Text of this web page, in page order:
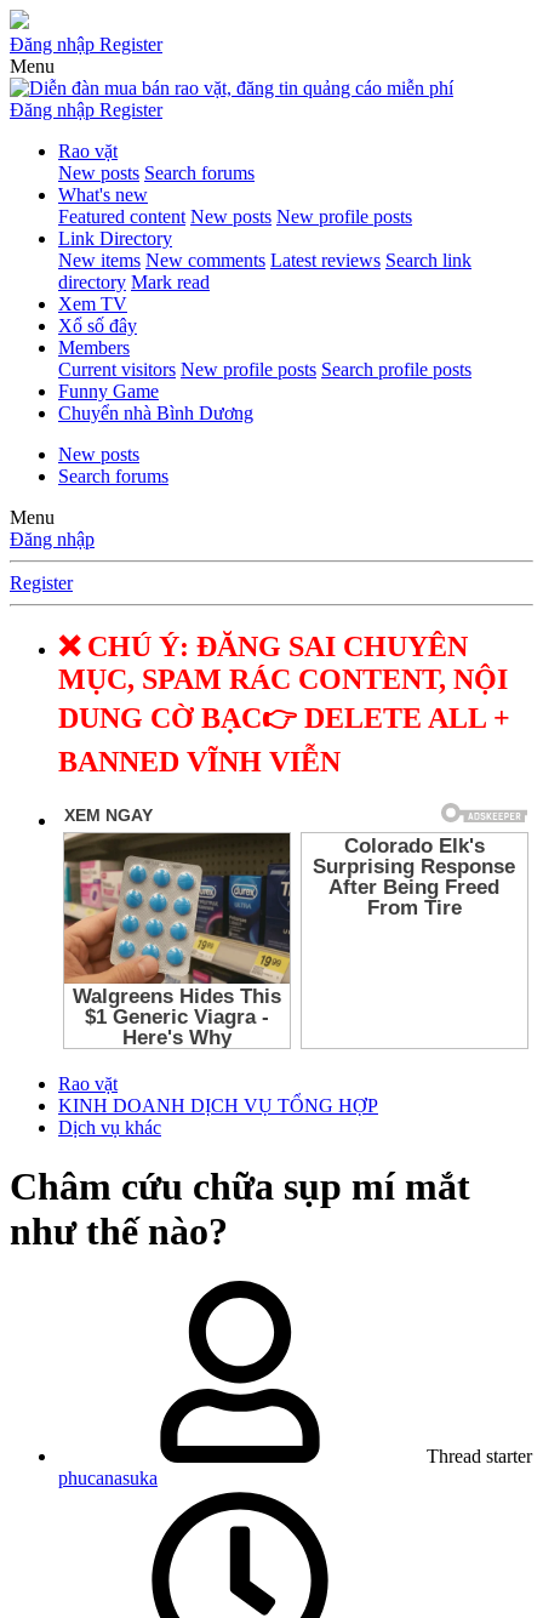
Đăng nhập Register
Menu
Đăng nhập Register
Rao vặt
New posts Search forums
What's new
Featured content New posts New profile posts
Link Directory
New items New comments Latest reviews Search link
directory Mark read
Xem TV
Xổ số đây
Members
Current visitors New profile posts Search profile posts
Funny Game
Chuyển nhà Bình Dương
New posts
Search forums
Menu
Đăng nhập
Register
❌ CHÚ Ý: ĐĂNG SAI CHUYÊN
MỤC, SPAM RÁC CONTENT, NỘI
DUNG CỜ BẠC👉 DELETE ALL +
BANNED VĨNH VIỄN
Rao vặt
KINH DOANH DỊCH VỤ TỔNG HỢP
Dịch vụ khác
Châm cứu chữa sụp mí mắt
như thế nào?
Thread starter
phucanasuka